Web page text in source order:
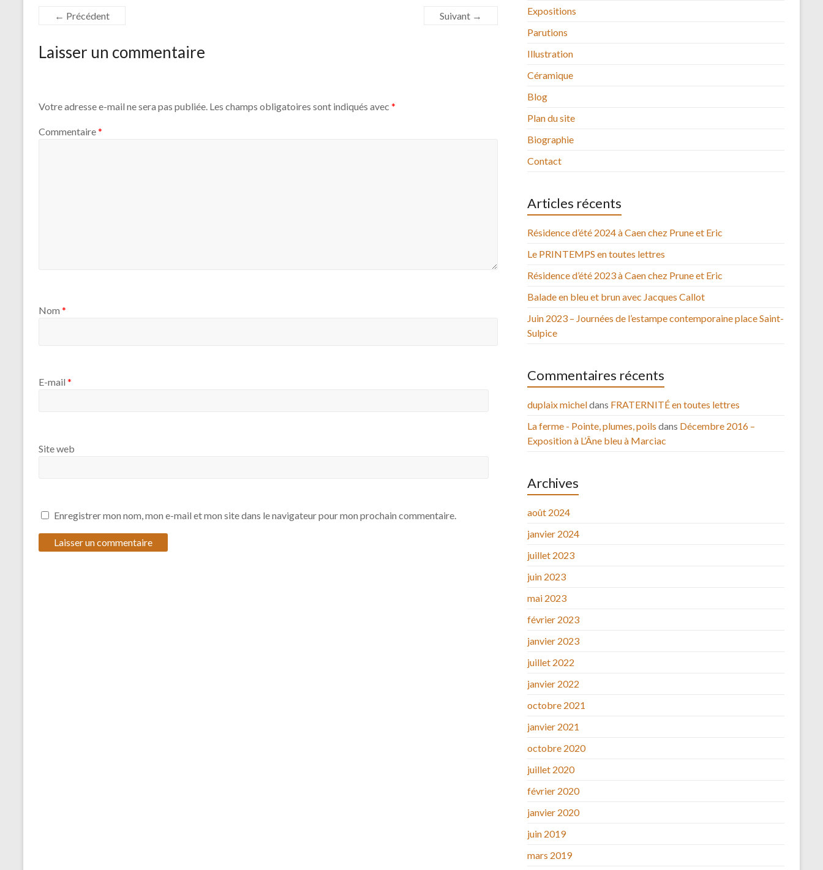
← Précédent Suivant →
Laisser un commentaire
Votre adresse e-mail ne sera pas publiée. Les champs obligatoires sont indiqués avec *
Commentaire*
Nom *
E-mail *
Site web
Enregistrer mon nom, mon e-mail et mon site dans le navigateur pour mon prochain commentaire.
Expositions
Parutions
Illustration
Céramique
Blog
Plan du site
Biographie
Contact
Articles récents
Résidence d’été 2024 à Caen chez Prune et Eric
Le PRINTEMPS en toutes lettres
Résidence d’été 2023 à Caen chez Prune et Eric
Balade en bleu et brun avec Jacques Callot
Juin 2023 – Journées de l’estampe contemporaine place Saint-
Sulpice
Commentaires récents
duplaix micheldans FRATERNITÉ en toutes lettres
La ferme - Pointe, plumes, poils dans Décembre 2016 –
Exposition à L’Âne bleu à Marciac
Archives
août 2024
janvier 2024
juillet 2023
juin 2023
mai 2023
février 2023
janvier 2023
juillet 2022
janvier 2022
octobre 2021
janvier 2021
octobre 2020
juillet 2020
février 2020
janvier 2020
juin 2019
mars 2019